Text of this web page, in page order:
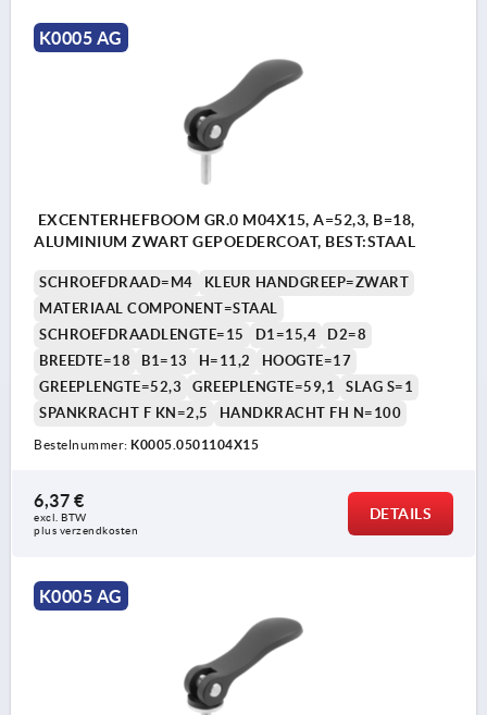
K0005 AG
EXCENTERHEFBOOM GR.0 M04X15, A=52,3, B=18,
ALUMINIUM ZWART GEPOEDERCOAT, BEST:STAAL
SCHROEFDRAAD=M4
KLEUR HANDGREEP=ZWART
MATERIAAL COMPONENT=STAAL
SCHROEFDRAADLENGTE=15
D1=15,4
D2=8
BREEDTE=18
B1=13 H=11,2
HOOGTE=17
GREEPLENGTE=52,3
GREEPLENGTE=59,1
SLAG S=1
SPANKRACHT F KN=2,5
HANDKRACHT FH N=100
Bestelnummer: K0005.0501104X15
6,37 €
excl. BTW
plus verzendkosten
DETAILS
K0005 AG